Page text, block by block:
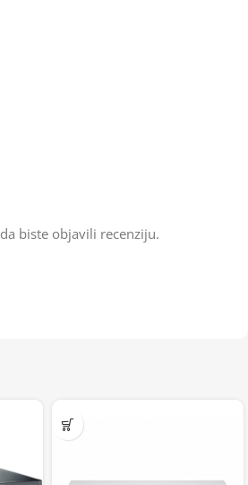
da biste objavili recenziju.